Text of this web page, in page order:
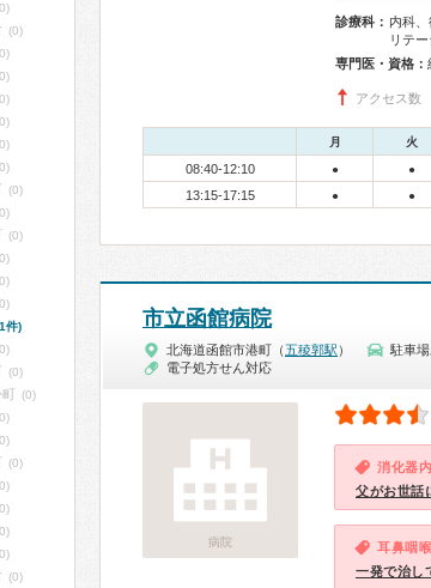
診療科： 内科
リテ
専門医・資格：
アクセス数
月 火
08:40-12:10 ● ●
13:15-17:15 ● ●
市立函館病院
北海道函館市港町（五稜郭駅 ） 駐車場
電子処方せん対応
病院
消化器
父がお世話
耳鼻咽
一発で治し
(0)
(0)
(0)
件)
(0)
(0)
(0)
(0)